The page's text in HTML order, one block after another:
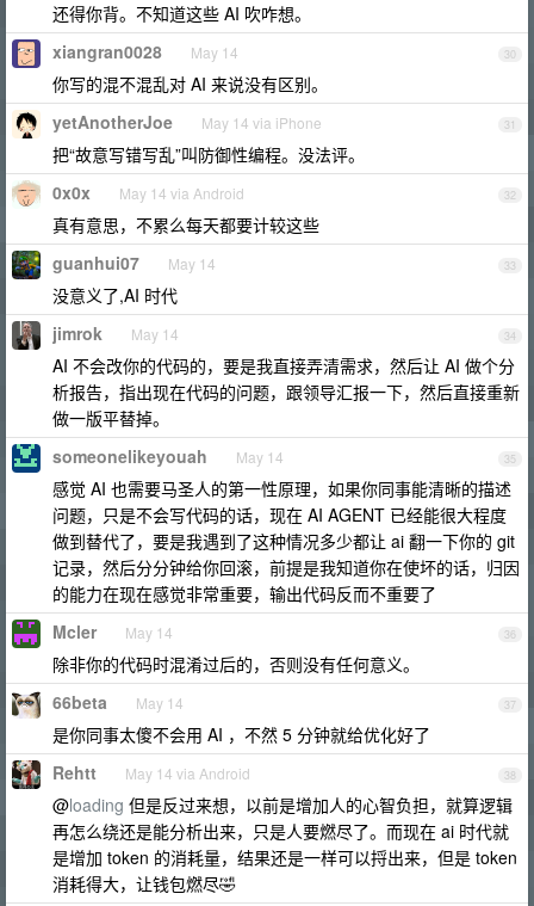
还得你背。不知道这些 AI 吹咋想。
30
xiangran0028 May 14
你写的混不混乱对 AI 来说没有区别。
31
yetAnotherJoe May 14 via iPhone
把“故意写错写乱”叫防御性编程。没法评。
32
0x0x May 14 via Android
真有意思，不累么每天都要计较这些
33
guanhui07 May 14
没意义了,AI 时代
34
jimrok May 14
AI 不会改你的代码的，要是我直接弄清需求，然后让 AI 做个分
析报告，指出现在代码的问题，跟领导汇报一下，然后直接重新
做一版平替掉。
35
someonelikeyouah May 14
感觉 AI 也需要马圣人的第一性原理，如果你同事能清晰的描述
问题，只是不会写代码的话，现在 AI AGENT 已经能很大程度
做到替代了，要是我遇到了这种情况多少都让 ai 翻一下你的 git
记录，然后分分钟给你回滚，前提是我知道你在使坏的话，归因
的能力在现在感觉非常重要，输出代码反而不重要了
36
Mcler May 14
除非你的代码时混淆过后的，否则没有任何意义。
37
66beta May 14
是你同事太傻不会用 AI ，不然 5 分钟就给优化好了
38
Rehtt May 14 via Android
@loading 但是反过来想，以前是增加人的心智负担，就算逻辑
再怎么绕还是能分析出来，只是人要燃尽了。而现在 ai 时代就
是增加 token 的消耗量，结果还是一样可以捋出来，但是 token
消耗得大，让钱包燃尽🤣